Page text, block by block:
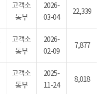
고객소
통부
2026-
03-04
22,339
고객소
통부
2026-
02-09
7,877
고객소
통부
2025-
11-24
8,018